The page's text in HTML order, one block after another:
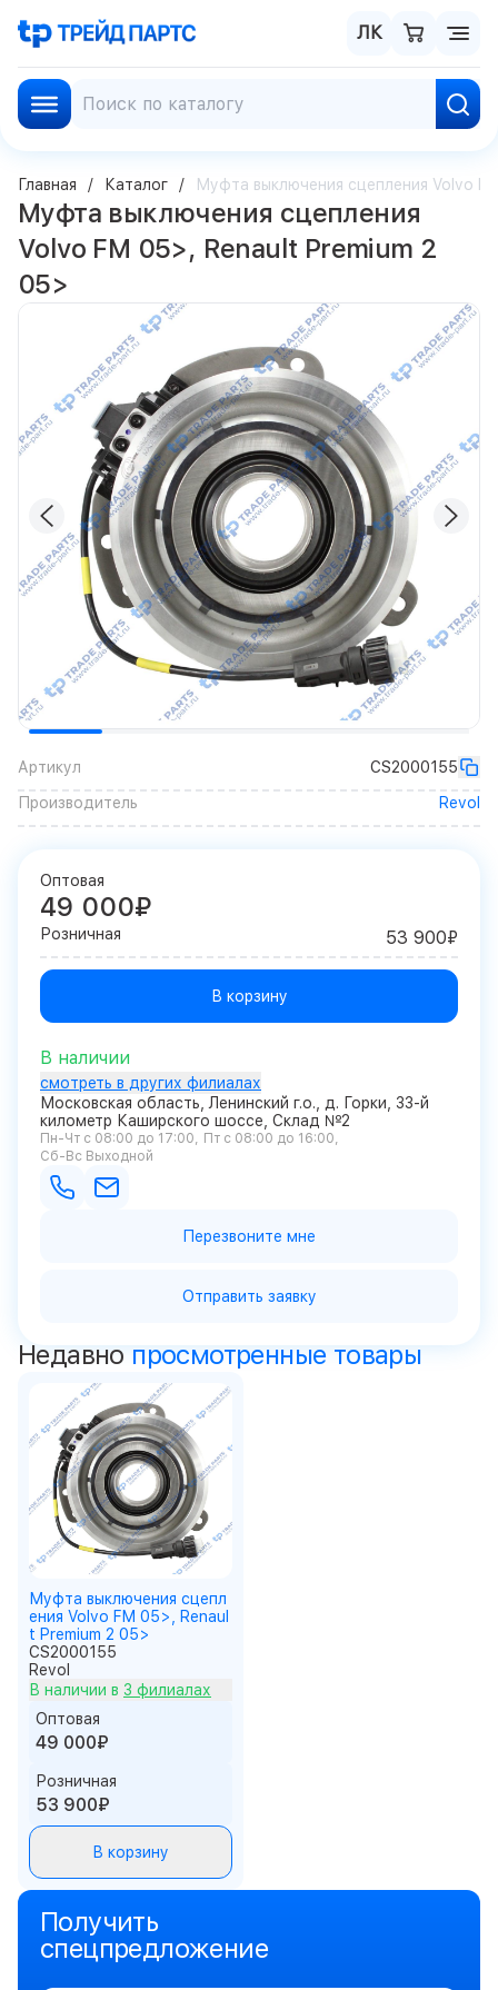
ЛК
Главная Каталог Муфта выключения сцепления Volvo
Муфта выключения сцепления
Volvo FM 05>, Renault Premium 2
05>
Артикул
CS2000155
Производитель
Revol
Оптовая
49 000₽
Розничная 53 900₽
В корзину
В наличии
смотреть в других филиалах
Московская область, Ленинский г.о., д. Горки, 33-й
километр Каширского шоссе, Склад №2
Пн-Чт с 08:00 до 17:00
Пт с 08:00 до 16:00
Сб-Вс Выходной
Перезвоните мне
Отправить заявку
Недавно просмотренные товары
Муфта выключения сцепл
ения Volvo FM 05>, Renaul
t Premium 2 05>
CS2000155
Revol
В наличии в 3 филиалах
Оптовая
49 000₽
Розничная
53 900₽
В корзину
Получить
спецпредложение